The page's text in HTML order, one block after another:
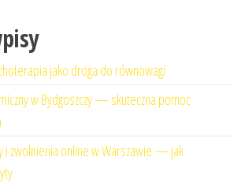
jako droga do równowagi
w Bydgoszczy — skuteczna pomoc
i zwolnienia online w Warszawie — jak